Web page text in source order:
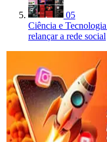
05
Ciência e Tecnologia
relançar a rede social